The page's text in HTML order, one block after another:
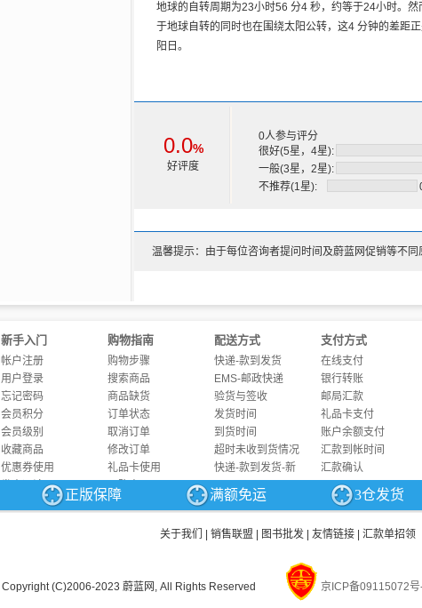
航天运载火箭在中国腾飞
太空圆梦——“神七”上天
太空人的生活
地球的自转周期为23小时56 分4 秒，约等于24小时。
于地球自转的同时也在围绕太阳公转，这4 分钟的差距
阳日。
0.0%
好评度
0人参与评分
很好(5星，4星):
一般(3星，2星):
不推荐(1星):
温馨提示：由于每位咨询者提问时间及蔚蓝网促销等不
新手入门
帐户注册
用户登录
忘记密码
会员积分
会员级别
收藏商品
优惠券使用
商品问答
购物指南
购物步骤
搜索商品
商品缺货
订单状态
取消订单
修改订单
礼品卡使用
团购商品
发票制度
配送方式
快递-款到发货
EMS-邮政快递
验货与签收
发货时间
到货时间
超时未收到货情况
快递-款到发货-新
支付方式
在线支付
银行转账
邮局汇款
礼品卡支付
账户余额支付
汇款到帐时间
汇款确认
正版保障 满额免运 3仓发货
关于我们 销售联盟 图书批发 友情链接 汇款单招领
Copyright (C)2006-2023 蔚蓝网, All Rights Reserved 京ICP备09115072号